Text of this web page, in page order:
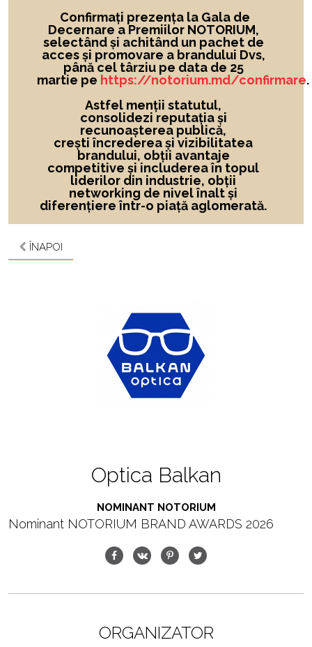
Confirmați prezența la Gala de
Decernare a Premiilor NOTORIUM,
selectând și achitând un pachet de
acces și promovare a brandului Dvs,
până cel târziu pe data de 25
martie pe https://notorium.md/confirmare.
Astfel menții statutul,
consolidezi reputația și
recunoașterea publică,
crești încrederea și vizibilitatea
brandului, obții avantaje
competitive și includerea în topul
liderilor din industrie, obții
networking de nivel înalt și
diferențiere într-o piață aglomerată.
ÎNAPOI
Optica Balkan
NOMINANT NOTORIUM
Nominant NOTORIUM BRAND AWARDS 2026
ORGANIZATOR